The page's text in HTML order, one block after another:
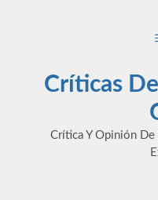
Críticas
Crítica Y Opinión De